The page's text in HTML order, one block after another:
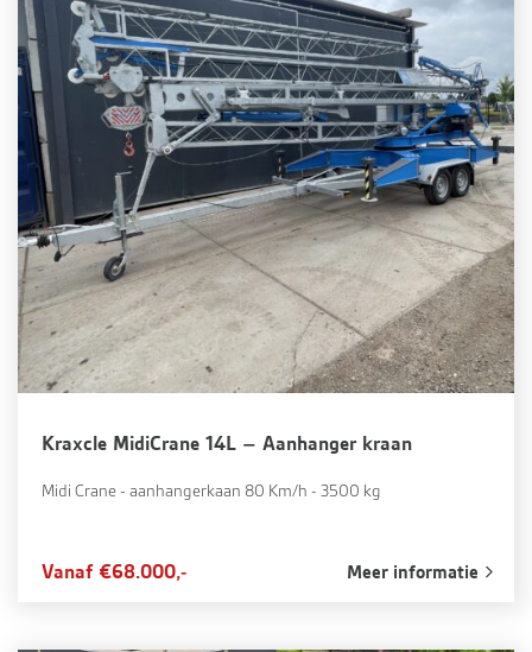
Kraxcle MidiCrane 14L – Aanhanger kraan
Midi Crane - aanhangerkaan 80 Km/h - 3500 kg
Vanaf €68.000,- Meer informatie